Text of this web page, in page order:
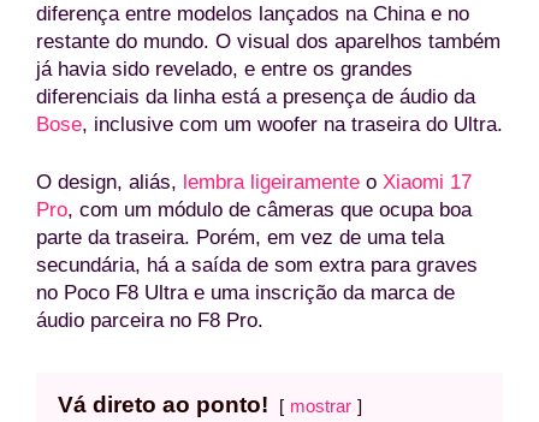
diferença entre modelos lançados na China e no
restante do mundo. O visual dos aparelhos também
já havia sido revelado, e entre os grandes
diferenciais da linha está a presença de áudio da
Bose, inclusive com um woofer na traseira do Ultra.
O design, aliás, lembra ligeiramente o Xiaomi 17
Pro, com um módulo de câmeras que ocupa boa
parte da traseira. Porém, em vez de uma tela
secundária, há a saída de som extra para graves
no Poco F8 Ultra e uma inscrição da marca de
áudio parceira no F8 Pro.
Vá direto ao ponto! mostrar